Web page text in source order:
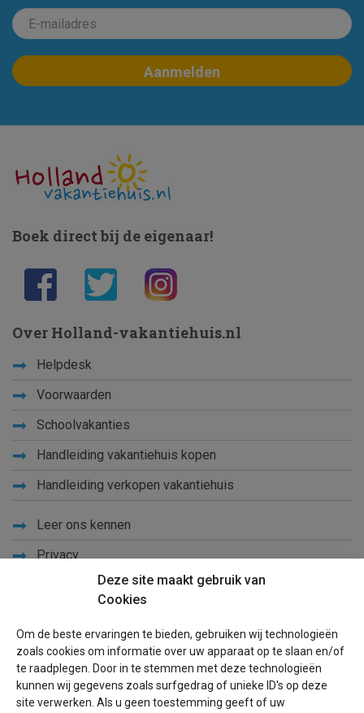
Deze site maakt gebruik van
Cookies
Om de beste ervaringen te bieden, gebruiken wij technologieën
zoals cookies om informatie over uw apparaat op te slaan en/of
te raadplegen. Door in te stemmen met deze technologieën
kunnen wij gegevens zoals surfgedrag of unieke ID's op deze
site verwerken. Als u geen toestemming geeft of uw
Boek direct bij de eigenaar!
Over Holland-vakantiehuis.nl
Helpdesk
Voorwaarden
Schoolvakanties
Handleiding vakantiehuis kopen
Handleiding verkopen vakantiehuis
Leer ons kennen
Privacy
Blog
Voor eigenaren